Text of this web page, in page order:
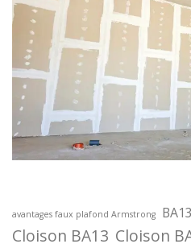
avantages faux plafond Armstrong BA13
Cloison BA13 Cloison